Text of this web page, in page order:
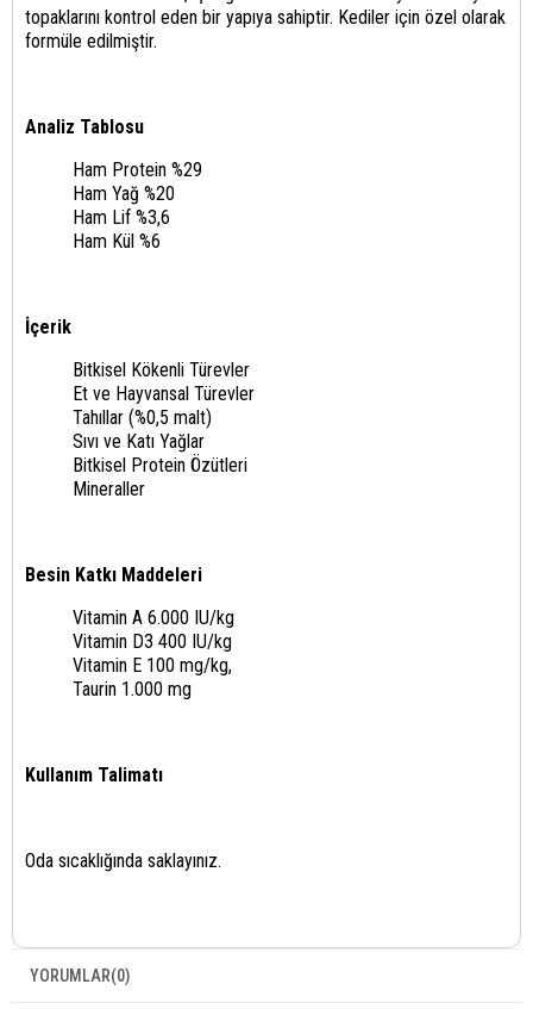
topaklarını kontrol eden bir yapıya sahiptir. Kediler için özel olarak
formüle edilmiştir.
Analiz Tablosu
Ham Protein %29
Ham Yağ %20
Ham Lif %3,6
Ham Kül %6
İçerik
Bitkisel Kökenli Türevler
Et ve Hayvansal Türevler
Tahıllar (%0,5 malt)
Sıvı ve Katı Yağlar
Bitkisel Protein Özütleri
Mineraller
Besin Katkı Maddeleri
Vitamin A 6.000 IU/kg
Vitamin D3 400 IU/kg
Vitamin E 100 mg/kg,
Taurin 1.000 mg
Kullanım Talimatı
Oda sıcaklığında saklayınız.
YORUMLAR(0)